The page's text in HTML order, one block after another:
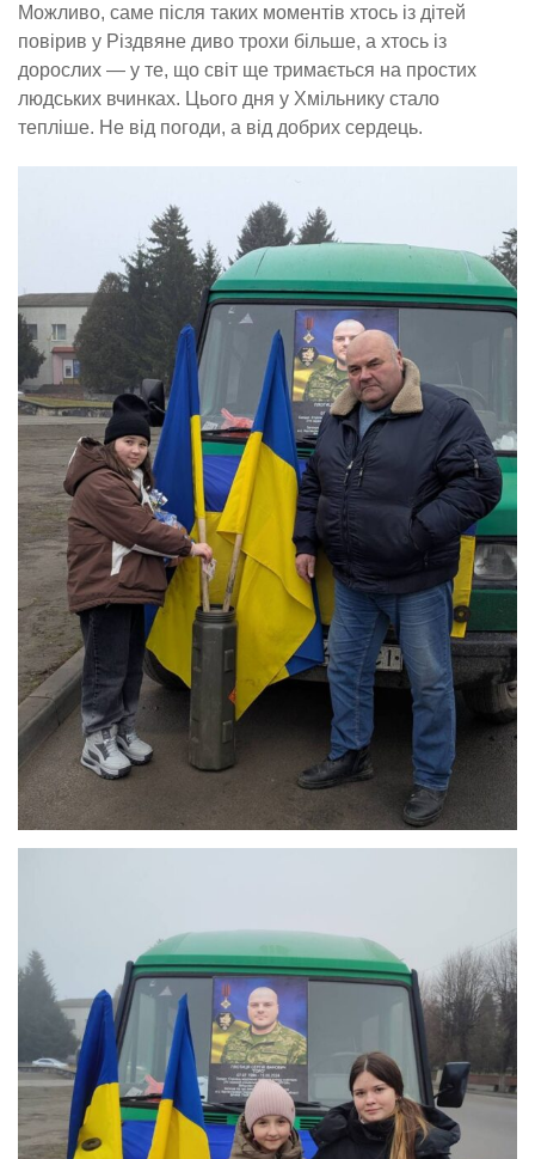
Можливо, саме після таких моментів хтось із дітей
повірив у Різдвяне диво трохи більше, а хтось із
дорослих — у те, що світ ще тримається на простих
людських вчинках. Цього дня у Хмільнику стало
тепліше. Не від погоди, а від добрих сердець.